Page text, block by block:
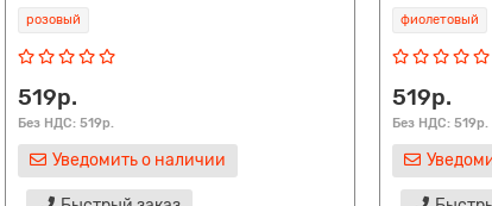
розовый
519р.
Без НДС: 519р.
Уведомить о наличии
фиолетовый
519р.
Без НДС: 519р.